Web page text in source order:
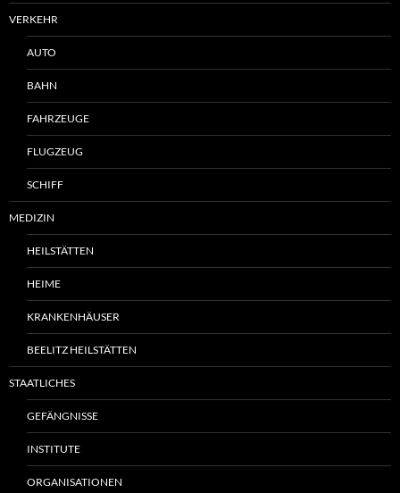
VERKEHR
AUTO
BAHN
FAHRZEUGE
FLUGZEUG
SCHIFF
MEDIZIN
HEILSTÄTTEN
HEIME
KRANKENHÄUSER
BEELITZ HEILSTÄTTEN
STAATLICHES
GEFÄNGNISSE
INSTITUTE
ORGANISATIONEN